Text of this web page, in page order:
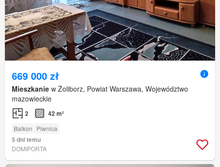
669 000 zł
Mieszkanie w Żoliborz, Powiat Warszawa, Województwo
mazowieckie
2 42 m²
Balkon Piwnica
5 dni temu
DOMIPORTA